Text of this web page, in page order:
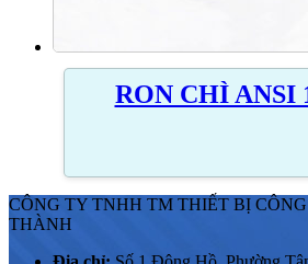
RON CHÌ ANSI
CÔNG TY TNHH TM THIẾT BỊ
THÀNH